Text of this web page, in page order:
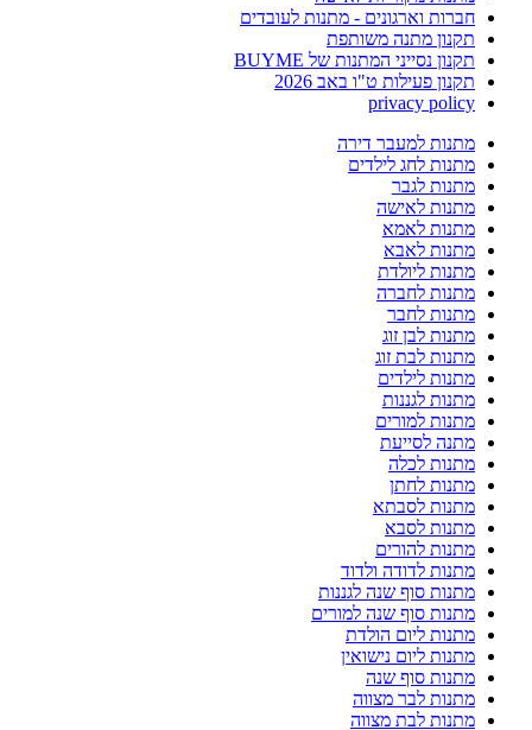
חברות וארגונים - מתנות לעובדים
תקנון מתנה משותפת
תקנון נסייני המתנות של BUYME
תקנון פעילות ט"ו באב 2026
privacy policy
מתנות למעבר דירה
מתנות לחג לילדים
מתנות לגבר
מתנות לאישה
מתנות לאמא
מתנות לאבא
מתנות ליולדת
מתנות לחברה
מתנות לחבר
מתנות לבן זוג
מתנות לבת זוג
מתנות לילדים
מתנות לגננות
מתנות למורים
מתנה לסייעת
מתנות לכלה
מתנות לחתן
מתנות לסבתא
מתנות לסבא
מתנות להורים
מתנות לדודה ולדוד
מתנות סוף שנה לגננות
מתנות סוף שנה למורים
מתנות ליום הולדת
מתנות ליום נישואין
מתנות סוף שנה
מתנות לבר מצווה
מתנות לבת מצווה